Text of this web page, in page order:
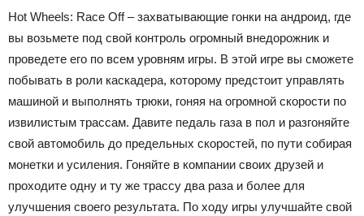
Hot Wheels: Race Off – захватывающие гонки на андроид, где
вы возьмете под свой контроль огромный внедорожник и
проведете его по всем уровням игры. В этой игре вы сможете
побывать в роли каскадера, которому предстоит управлять
машиной и выполнять трюки, гоняя на огромной скорости по
извилистым трассам. Давите педаль газа в пол и разгоняйте
свой автомобиль до предельных скоростей, по пути собирая
монетки и усиления. Гоняйте в компании своих друзей и
проходите одну и ту же трассу два раза и более для
улучшения своего результата. По ходу игры улучшайте свой